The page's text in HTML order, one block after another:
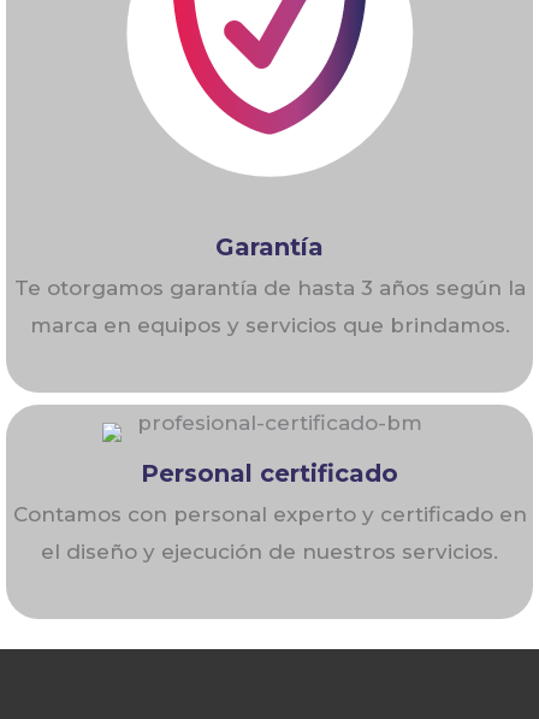
Garantía
Te otorgamos garantía de hasta 3 años según la
marca en equipos y servicios que brindamos.
Personal certificado
Contamos con personal experto y certificado en
el diseño y ejecución de nuestros servicios.